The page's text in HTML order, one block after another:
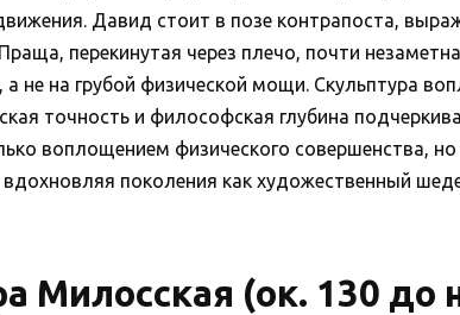
Давид стоит в позе контрапоста,
перекинутая через плечо, почти
а не на грубой физической мощи. Скульптура
точность и философская глубина
воплощением физического совершенства,
вдохновляя поколения как художественный
Милосская (ок. 130 до